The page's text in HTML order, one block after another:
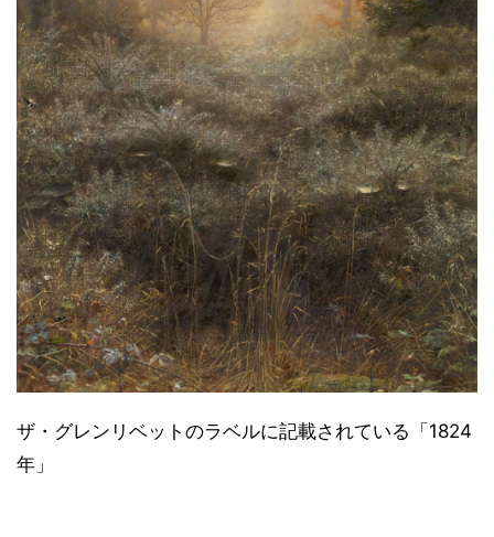
ザ・グレンリベットのラベルに記載されている「1824
年」